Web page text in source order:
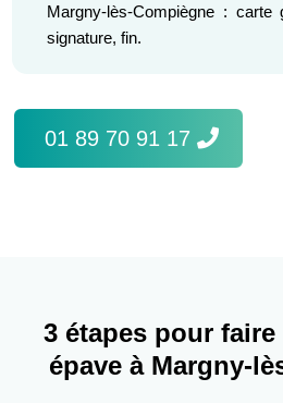
Margny-lès-Compiègne : carte
signature, fin.
01 89 70 91 17
3 étapes pour
épave à Margny-